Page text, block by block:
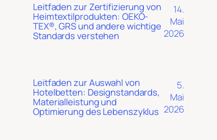
Leitfaden zur Zertifizierung von
Heimtextilprodukten: OEKO-
TEX®, GRS und andere wichtige
Standards verstehen
14.
Mai
2026
Leitfaden zur Auswahl von
Hotelbetten: Designstandards,
Materialleistung und
Optimierung des Lebenszyklus
5.
Mai
2026